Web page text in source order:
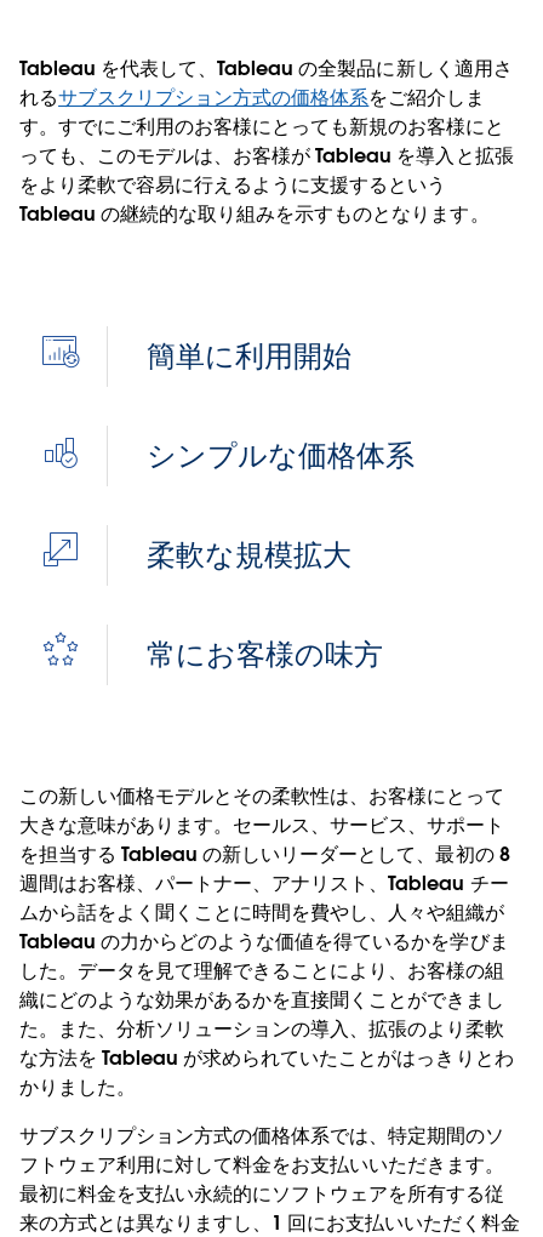
Tableau を代表して、Tableau の全製品に新しく適用さ
れるサブスクリプション方式の価格体系をご紹介しま
す。すでにご利用のお客様にとっても新規のお客様にと
っても、このモデルは、お客様が Tableau を導入と拡張
をより柔軟で容易に行えるように支援するという
Tableau の継続的な取り組みを示すものとなります。
簡単に利用開始
シンプルな価格体系
柔軟な規模拡大
常にお客様の味方
この新しい価格モデルとその柔軟性は、お客様にとって
大きな意味があります。セールス、サービス、サポート
を担当する Tableau の新しいリーダーとして、最初の 8
週間はお客様、パートナー、アナリスト、Tableau チー
ムから話をよく聞くことに時間を費やし、人々や組織が
Tableau の力からどのような価値を得ているかを学びま
した。データを見て理解できることにより、お客様の組
織にどのような効果があるかを直接聞くことができまし
た。また、分析ソリューションの導入、拡張のより柔軟
な方法を Tableau が求められていたことがはっきりとわ
かりました。
サブスクリプション方式の価格体系では、特定期間のソ
フトウェア利用に対して料金をお支払いいただきます。
最初に料金を支払い永続的にソフトウェアを所有する従
来の方式とは異なりますし、1 回にお支払いいただく料金